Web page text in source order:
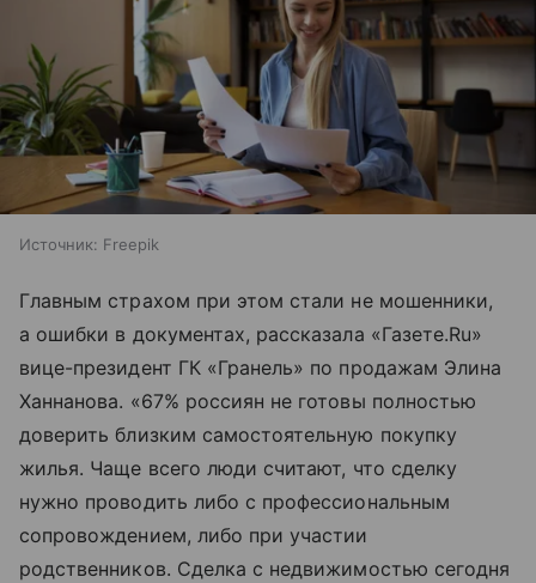
Источник: Freepik
Главным страхом при этом стали не мошенники,
а ошибки в документах, рассказала «Газете.Ru»
вице-президент ГК «Гранель» по продажам Элина
Ханнанова. «67% россиян не готовы полностью
доверить близким самостоятельную покупку
жилья. Чаще всего люди считают, что сделку
нужно проводить либо с профессиональным
сопровождением, либо при участии
родственников. Сделка с недвижимостью сегодня